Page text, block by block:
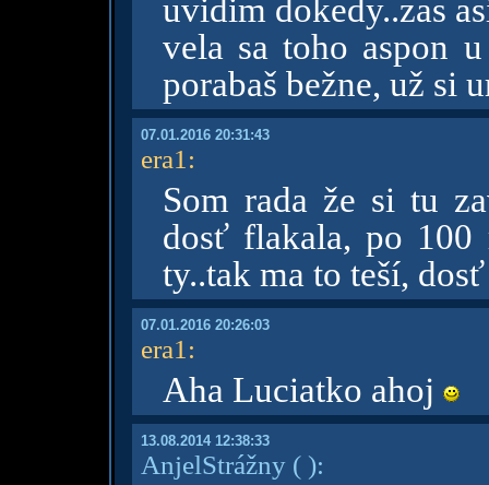
uvidim dokedy..zas
vela sa toho aspon
porabaš bežne, už si
07.01.2016 20:31:43
era1 :
Som rada že si tu
dosť flakala, po
ty..tak ma to teší,
07.01.2016 20:26:03
era1 :
Aha Luciatko ahoj
13.08.2014 12:38:33
AnjelStrážny( ):